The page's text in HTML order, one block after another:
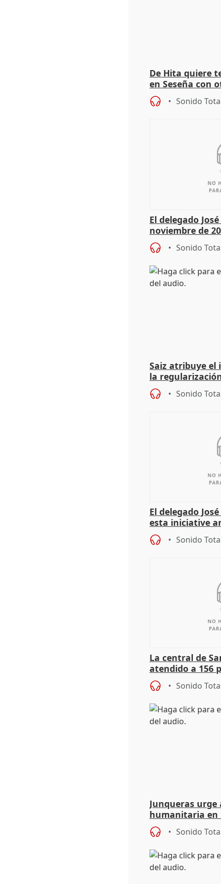
De Hita quiere
en Seseña con
Sonido
El delegado
noviembre de
9.810 ayudas
Sonido
Saiz atribuye el
la
del Gobierno
Sonido
El delegado
esta iniciative
personas sin
Sonido
La central de
atendido a 156
situación de
de CalorSonido
Junqueras urge
humanitaria en
responsabilidad
Sonido